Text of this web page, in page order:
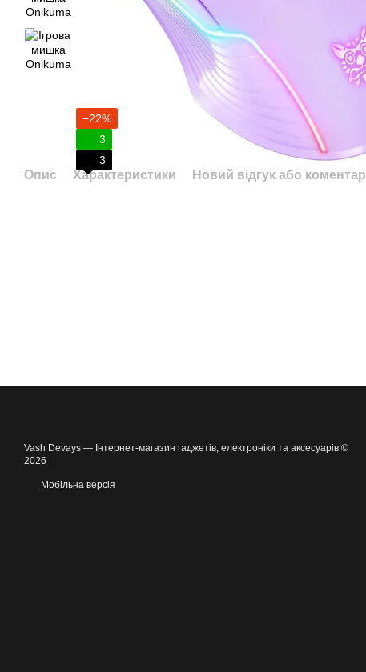
−22%
3
3
Опис Характеристики Новий відгук або коментар
Vash Devays — Інтернет-магазин гаджетів, електроніки та аксесуарів ©
2026
Мобільна версія